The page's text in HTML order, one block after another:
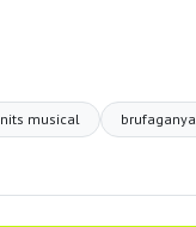
nits musical brufaganya